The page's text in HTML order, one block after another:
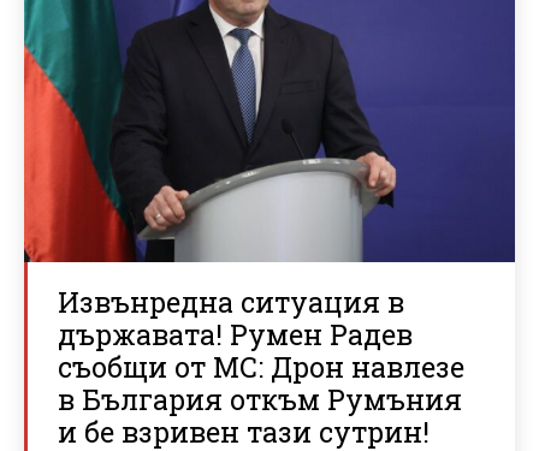
Извънредна ситуация в
държавата! Румен Радев
съобщи от МС: Дрон навлезе
в България откъм Румъния
и бе взривен тази сутрин!